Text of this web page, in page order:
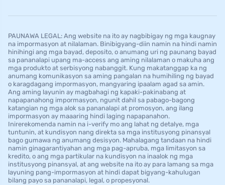
PAUNAWA LEGAL: Ang website na ito ay nagbibigay ng mga kaugnay
na impormasyon at nilalaman. Binibigyang-diin namin na hindi namin
hinihingi ang mga bayad, deposito, o anumang uri ng paunang bayad
sa pananalapi upang ma-access ang aming nilalaman o makuha ang
mga produkto at serbisyong nabanggit. Kung makatanggap ka ng
anumang komunikasyon sa aming pangalan na humihiling ng bayad
o karagdagang impormasyon, mangyaring ipaalam agad sa amin.
Ang aming layunin ay magbahagi ng kapaki-pakinabang at
napapanahong impormasyon, ngunit dahil sa pabago-bagong
katangian ng mga alok sa pananalapi at promosyon, ang ilang
impormasyon ay maaaring hindi laging napapanahon.
Inirerekomenda namin na i-verify mo ang lahat ng detalye, mga
tuntunin, at kundisyon nang direkta sa mga institusyong pinansyal
bago gumawa ng anumang desisyon. Mahalagang tandaan na hindi
namin ginagarantiyahan ang mga pag-apruba, mga limitasyon sa
kredito, o ang mga partikular na kundisyon na inaalok ng mga
institusyong pinansyal, at ang website na ito ay para lamang sa mga
layuning pang-impormasyon at hindi dapat bigyang-kahulugan
bilang payo sa pananalapi, legal, o propesyonal.